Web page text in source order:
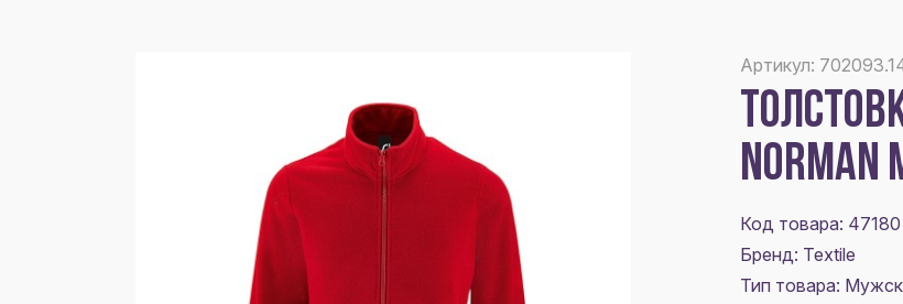
Артикул:
NORMAN
Код товара: 47180
Бренд: Textile
Тип товара: